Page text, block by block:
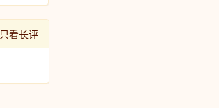
只看长评